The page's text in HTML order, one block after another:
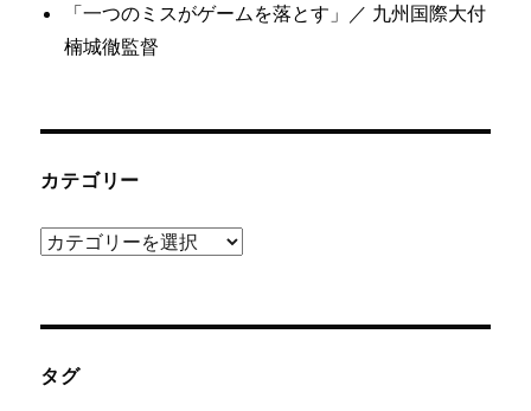
「一つのミスがゲームを落とす」／ 九州国際大付
楠城徹監督
カテゴリー
カ
ー
タグ